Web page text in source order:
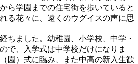
ら学園までの住宅街を歩いていると
る花々に、遠くのウグイスの声に思
ちました。幼稚園、小学校、中学・
で、入学式は中学校だけになりま
園）式に臨み、また中高の新入生歓